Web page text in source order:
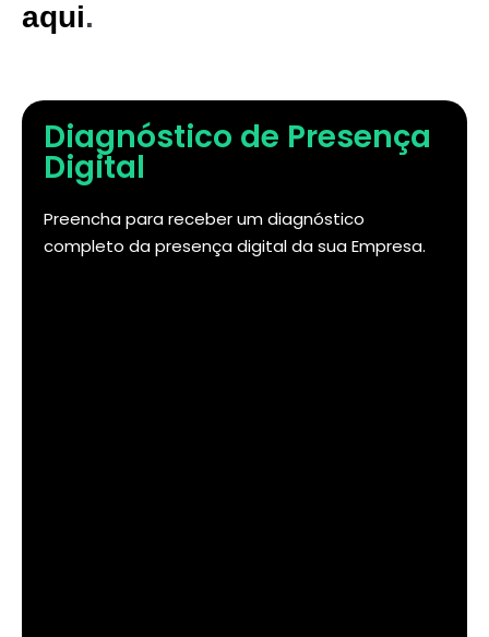
aqui.
Diagnóstico de Presença
Digital
Preencha para receber um diagnóstico
completo da presença digital da sua Empresa.